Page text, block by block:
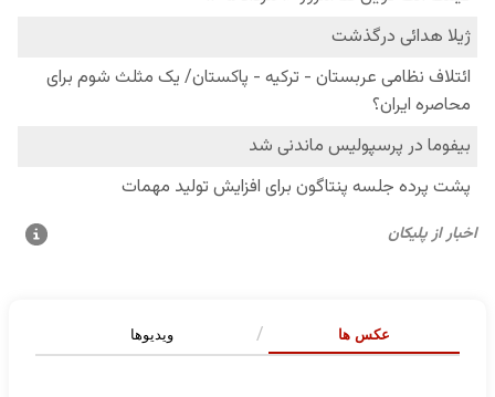
عکس ها ویدیوها